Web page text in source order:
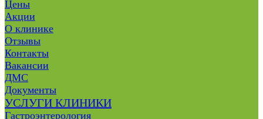
Цены
Акции
О клинике
Отзывы
Контакты
Вакансии
ДМС
Документы
УСЛУГИ КЛИНИКИ
Гастроэнтерология